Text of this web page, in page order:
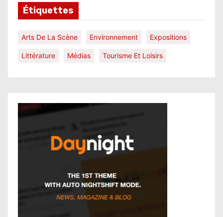
Étiquettes
Arts De La Scène Environnement Expositions
Littérature Médias Tourisme Et Loisirs